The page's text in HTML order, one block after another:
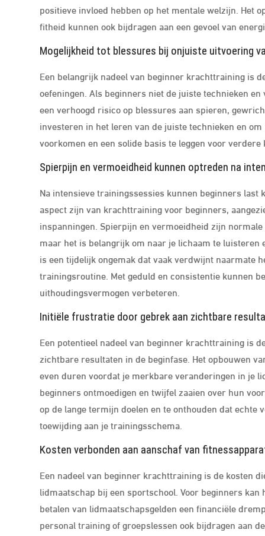
positieve invloed hebben op het mentale welzijn. Het
fitheid kunnen ook bijdragen aan een gevoel van
Mogelijkheid tot blessures bij onjuiste uitvoering
Een belangrijk nadeel van beginner krachttraining is
oefeningen. Als beginners niet de juiste technieken
een verhoogd risico op blessures aan spieren,
investeren in het leren van de juiste technieken en
voorkomen en een solide basis te leggen voor
Spierpijn en vermoeidheid kunnen optreden na
Na intensieve trainingssessies kunnen beginners
aspect zijn van krachttraining voor beginners,
inspanningen. Spierpijn en vermoeidheid zijn
maar het is belangrijk om naar je lichaam te
is een tijdelijk ongemak dat vaak verdwijnt naarmate
trainingsroutine. Met geduld en consistentie kunnen
uithoudingsvermogen verbeteren.
Initiële frustratie door gebrek aan zichtbare
Een potentieel nadeel van beginner krachttraining is
zichtbare resultaten in de beginfase. Het opbouwen
even duren voordat je merkbare veranderingen in je
beginners ontmoedigen en twijfel zaaien over hun
op de lange termijn doelen en te onthouden dat
toewijding aan je trainingsschema.
Kosten verbonden aan aanschaf van
Een nadeel van beginner krachttraining is de kosten
lidmaatschap bij een sportschool. Voor beginners
betalen van lidmaatschapsgelden een financiële
personal training of groepslessen ook bijdragen aan